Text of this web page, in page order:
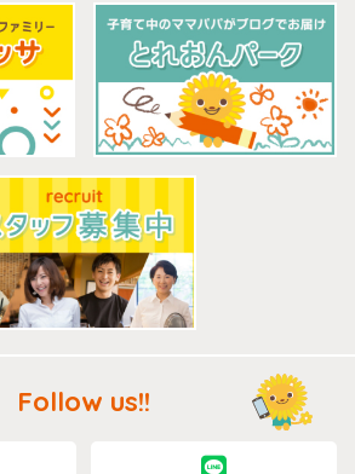
Follow us!!